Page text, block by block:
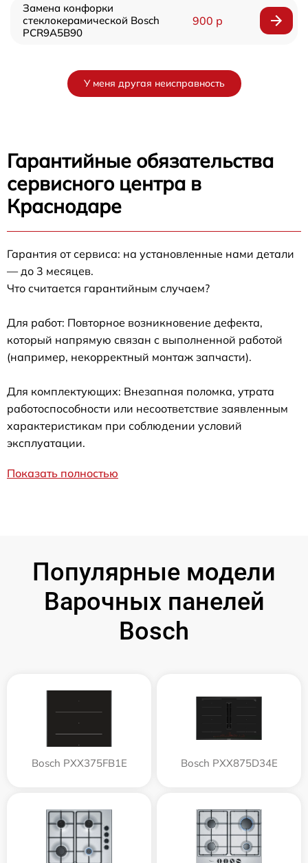
Замена конфорки
стеклокерамической Bosch
PCR9A5B90
900 р
У меня другая неисправность
Гарантийные обязательства
сервисного центра в
Краснодаре
Гарантия от сервиса: на установленные нами детали
— до 3 месяцев.
Что считается гарантийным случаем?
Для работ: Повторное возникновение дефекта,
который напрямую связан с выполненной работой
(например, некорректный монтаж запчасти).
Для комплектующих: Внезапная поломка, утрата
работоспособности или несоответствие заявленным
характеристикам при соблюдении условий
эксплуатации.
Показать полностью
Популярные модели
Варочных панелей
Bosch
Bosch PXX375FB1E Bosch PXX875D34E